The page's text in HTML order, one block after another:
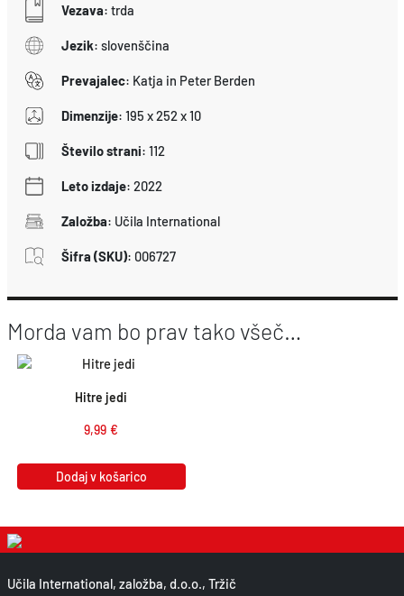
Vezava: trda
Jezik: slovenščina
Prevajalec: Katja in Peter Berden
Dimenzije: 195 x 252 x 10
Število strani: 112
Leto izdaje: 2022
Založba: Učila International
Šifra (SKU): 006727
Morda vam bo prav tako všeč…
Hitre jedi
9,99 €
Dodaj v košarico
Učila International, založba, d.o.o., Tržič